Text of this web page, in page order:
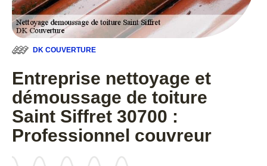
DK COUVERTURE
Entreprise nettoyage et
démoussage de toiture
Saint Siffret 30700 :
Professionnel couvreur